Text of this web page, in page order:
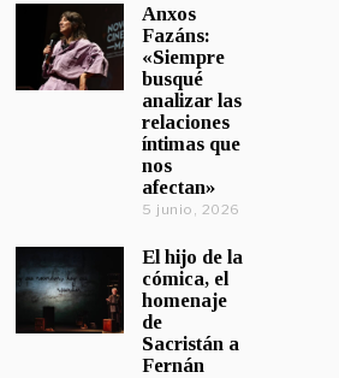
Anxos
Fazáns:
«Siempre
busqué
analizar las
relaciones
íntimas que
nos
afectan»
5 junio, 2026
El hijo de la
cómica, el
homenaje
de
Sacristán a
Fernán